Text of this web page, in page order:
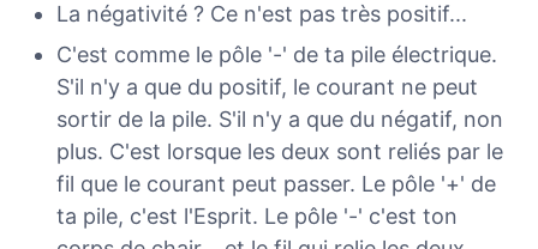
La négativité ? Ce n'est pas très positif...
C'est comme le pôle '-' de ta pile électrique.
S'il n'y a que du positif, le courant ne peut
sortir de la pile. S'il n'y a que du négatif, non
plus. C'est lorsque les deux sont reliés par le
fil que le courant peut passer. Le pôle '+' de
ta pile, c'est l'Esprit. Le pôle '-' c'est ton